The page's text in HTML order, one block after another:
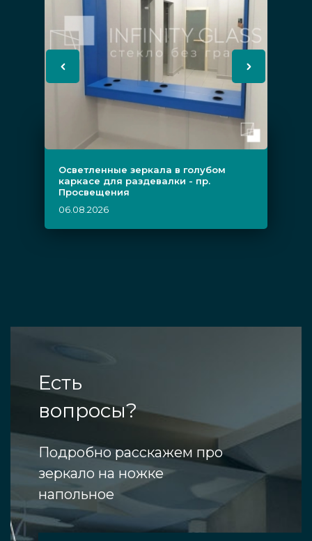
Осветленные зеркала в голубом
каркасе для раздевалки - пр.
Просвещения
06.08.2026
Есть
вопросы?
Подробно расскажем про
зеркало на ножке
напольное